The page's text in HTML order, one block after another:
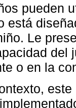
pueden
está
Le
del
o en la